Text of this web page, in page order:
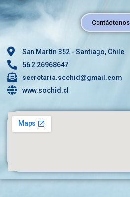
Contáctenos
San Martín 352 - Santiago, Chile
56 2 26968647
secretaria.sochid@gmail.com
www.sochid.cl